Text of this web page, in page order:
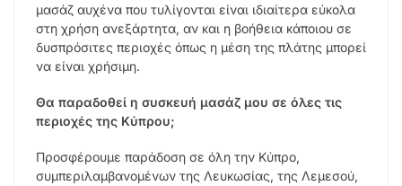
μασάζ αυχένα που τυλίγονται είναι ιδιαίτερα εύκολα
στη χρήση ανεξάρτητα, αν και η βοήθεια κάποιου σε
δυσπρόσιτες περιοχές όπως η μέση της πλάτης μπορεί
να είναι χρήσιμη.
Θα παραδοθεί η συσκευή μασάζ μου σε όλες τις
περιοχές της Κύπρου;
Προσφέρουμε παράδοση σε όλη την Κύπρο,
συμπεριλαμβανομένων της Λευκωσίας, της Λεμεσού,